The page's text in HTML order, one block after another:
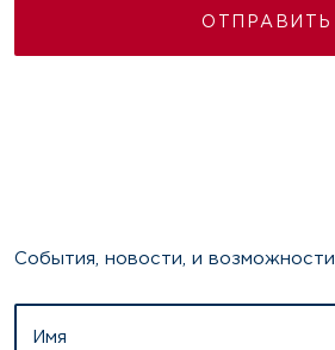
ОТПРАВИТЬ
События, новости, и возможности
Имя